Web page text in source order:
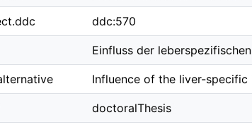
ddc:570
Einfluss der
Influence of the liver-
doctoralThesis